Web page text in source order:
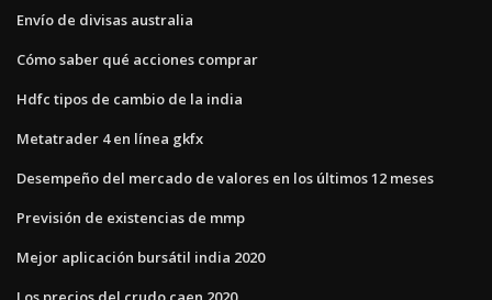
Envío de divisas australia
Cómo saber qué acciones comprar
Hdfc tipos de cambio de la india
Metatrader 4 en línea gkfx
Desempeño del mercado de valores en los últimos 12 meses
Previsión de existencias de mmp
Mejor aplicación bursátil india 2020